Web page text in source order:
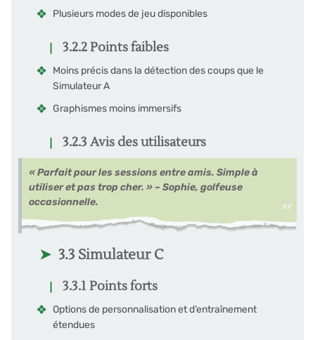
Plusieurs modes de jeu disponibles
3.2.2 Points faibles
Moins précis dans la détection des coups que le
Simulateur A
Graphismes moins immersifs
3.2.3 Avis des utilisateurs
« Parfait pour les sessions entre amis. Simple à
utiliser et pas trop cher. » – Sophie, golfeuse
occasionnelle.
3.3 Simulateur C
3.3.1 Points forts
Options de personnalisation et d’entraînement
étendues